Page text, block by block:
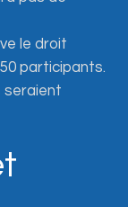
le droit
participants.
seraient